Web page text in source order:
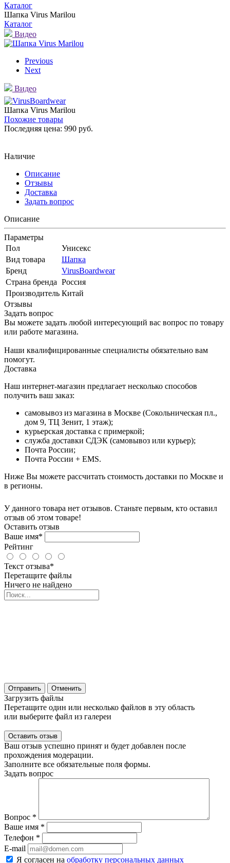
Каталог
Шапка Virus Marilou
Каталог
Видео
Previous
Next
Видео
Шапка Virus Marilou
Похожие товары
Последняя цена: 990 руб.
Наличие
Описание
Отзывы
Доставка
Задать вопрос
Описание
Параметры
Пол
Унисекс
Вид товара
Шапка
Бренд
VirusBoardwear
Страна бренда Россия
Производитель Китай
Отзывы
Задать вопрос
Вы можете задать любой интересующий вас вопрос по товару
или работе магазина.
Наши квалифицированные специалисты обязательно вам
помогут.
Доставка
Наш интернет-магазин предлагает несколько способов
получить ваш заказ:
самовывоз из магазина в Москве (Сокольническая пл.,
дом 9, ТЦ Зенит, 1 этаж);
курьерская доставка с примеркой;
служба доставки СДЭК (самовывоз или курьер);
Почта России;
Почта России + EMS.
Ниже Вы можете рассчитать стоимость доставки по Москве и
в регионы.
У данного товара нет отзывов. Станьте первым, кто оставил
отзыв об этом товаре!
Оставить отзыв
Ваше имя*
Рейтинг
Текст отзыва*
Перетащите файлы
Ничего не найдено
Отправить Отменить
Загрузить файлы
Перетащите один или несколько файлов в эту область
или выберите файл из галереи
Ваш отзыв успешно принят и будет добавлен после
прохождения модерации.
Заполните все обязательные поля формы.
Задать вопрос
Вопрос *
Ваше имя *
Телефон *
E-mail
Я согласен на обработку персональных данных